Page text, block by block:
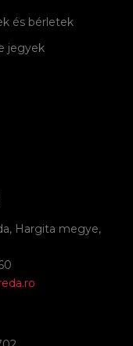
és bérletek
jegyek
Hargita megye,